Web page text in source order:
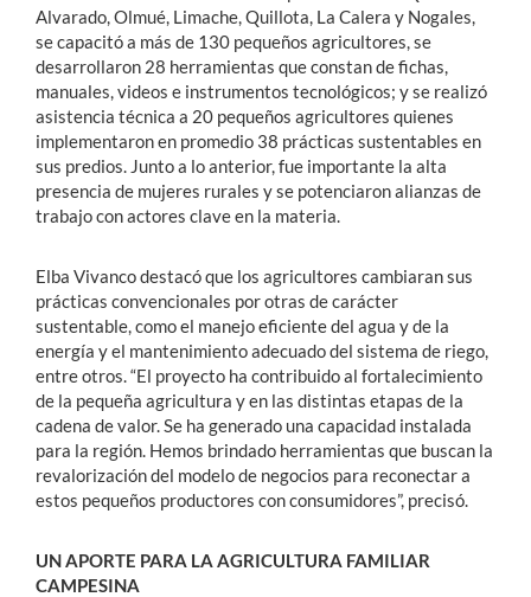
Alvarado, Olmué, Limache, Quillota, La Calera y Nogales,
se capacitó a más de 130 pequeños agricultores, se
desarrollaron 28 herramientas que constan de fichas,
manuales, videos e instrumentos tecnológicos; y se realizó
asistencia técnica a 20 pequeños agricultores quienes
implementaron en promedio 38 prácticas sustentables en
sus predios. Junto a lo anterior, fue importante la alta
presencia de mujeres rurales y se potenciaron alianzas de
trabajo con actores clave en la materia.
Elba Vivanco destacó que los agricultores cambiaran sus
prácticas convencionales por otras de carácter
sustentable, como el manejo eficiente del agua y de la
energía y el mantenimiento adecuado del sistema de riego,
entre otros. “El proyecto ha contribuido al fortalecimiento
de la pequeña agricultura y en las distintas etapas de la
cadena de valor. Se ha generado una capacidad instalada
para la región. Hemos brindado herramientas que buscan la
revalorización del modelo de negocios para reconectar a
estos pequeños productores con consumidores”, precisó.
UN APORTE PARA LA AGRICULTURA FAMILIAR
CAMPESINA